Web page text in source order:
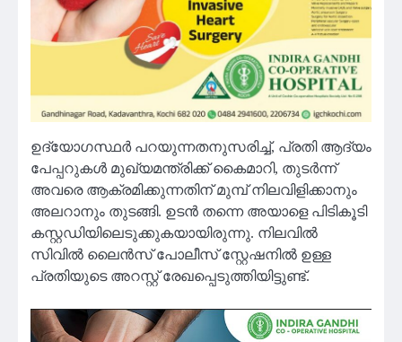
ഉദ്യോഗസ്ഥർ പറയുന്നതനുസരിച്ച്, പ്രതി ആദ്യം
പേപ്പറുകൾ മുഖ്യമന്ത്രിക്ക് കൈമാറി, തുടർന്ന്
അവരെ ആക്രമിക്കുന്നതിന് മുമ്പ് നിലവിളിക്കാനും
അലറാനും തുടങ്ങി. ഉടൻ തന്നെ അയാളെ പിടികൂടി
കസ്റ്റഡിയിലെടുക്കുകയായിരുന്നു. നിലവിൽ
സിവിൽ ലൈൻസ് പോലീസ് സ്റ്റേഷനിൽ ഉള്ള
പ്രതിയുടെ അറസ്റ്റ് രേഖപ്പെടുത്തിയിട്ടുണ്ട്.